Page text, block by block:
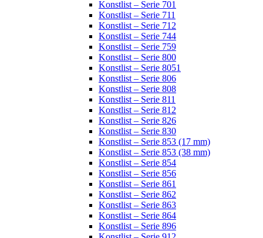
Konstlist – Serie 701
Konstlist – Serie 711
Konstlist – Serie 712
Konstlist – Serie 744
Konstlist – Serie 759
Konstlist – Serie 800
Konstlist – Serie 8051
Konstlist – Serie 806
Konstlist – Serie 808
Konstlist – Serie 811
Konstlist – Serie 812
Konstlist – Serie 826
Konstlist – Serie 830
Konstlist – Serie 853 (17 mm)
Konstlist – Serie 853 (38 mm)
Konstlist – Serie 854
Konstlist – Serie 856
Konstlist – Serie 861
Konstlist – Serie 862
Konstlist – Serie 863
Konstlist – Serie 864
Konstlist – Serie 896